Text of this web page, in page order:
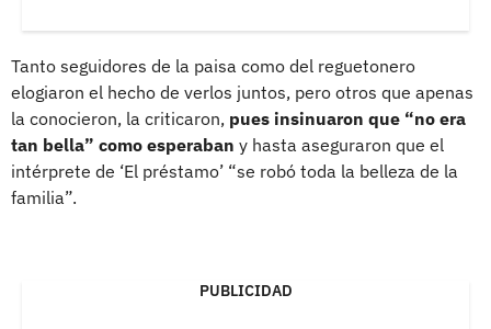
Tanto seguidores de la paisa como del reguetonero
elogiaron el hecho de verlos juntos, pero otros que apenas
la conocieron, la criticaron, pues insinuaron que “no era
tan bella” como esperaban y hasta aseguraron que el
intérprete de ‘El préstamo’ “se robó toda la belleza de la
familia”.
PUBLICIDAD